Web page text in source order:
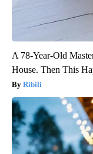
A 78-Year-Old
House. Then This
Ribili